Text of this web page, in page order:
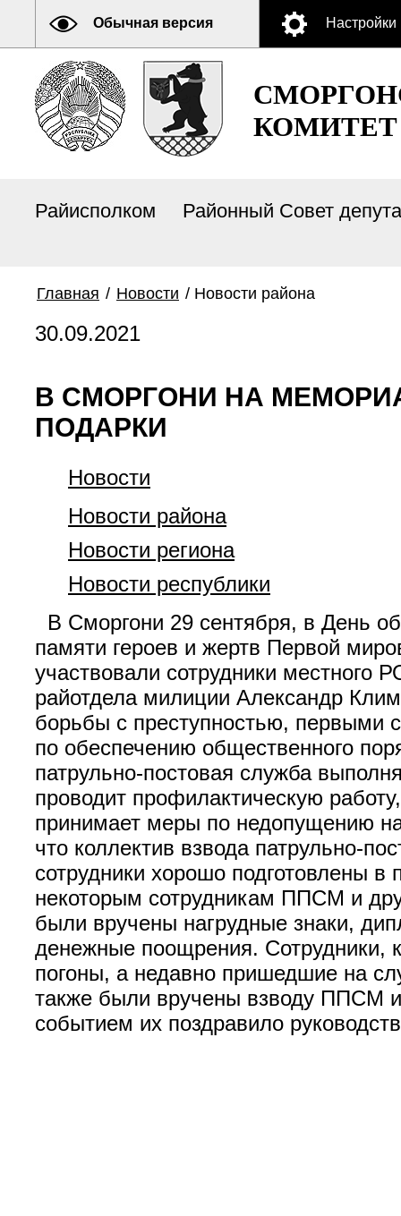
Обычная версия Настройки
КОМИТЕТ
Райисполком Районный Совет
Главная / Новости / Новости района
30.09.2021
В СМОРГОНИ НА
ПОДАРКИ
Новости
Новости района
Новости региона
Новости республики
В Сморгони 29 сентября, в День
памяти героев и жертв Первой
участвовали сотрудники
райотдела милиции Александр
борьбы с преступностью, первыми
по обеспечению общественного
патрульно-постовая служба
проводит профилактическую
принимает меры по недопущению
что коллектив взвода патрульно-
сотрудники хорошо подготовлены
некоторым сотрудникам ППСМ и
были вручены нагрудные знаки,
денежные поощрения. Сотрудники,
погоны, а недавно пришедшие на
также были вручены взводу ППСМ
событием их поздравило